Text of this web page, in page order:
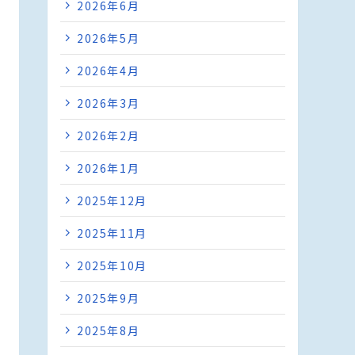
2026年6月
2026年5月
2026年4月
2026年3月
2026年2月
2026年1月
2025年12月
2025年11月
2025年10月
2025年9月
2025年8月